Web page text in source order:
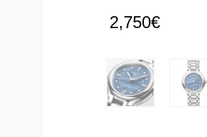
2,750€